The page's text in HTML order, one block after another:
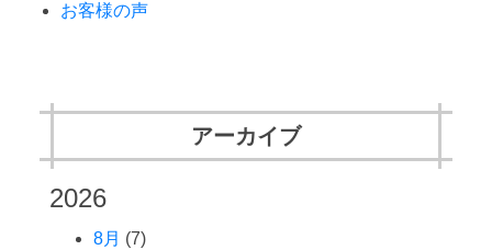
お客様の声
アーカイブ
2026
8月 (7)